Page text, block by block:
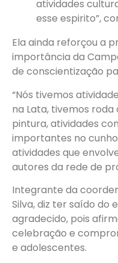
atividades
esse espirito”,
Ela ainda reforçou a
importância da
de conscientização
“Nós tivemos
na Lata, tivemos
pintura, atividades
importantes no
atividades que
autores da rede de
Integrante da
Silva, diz ter saído do
agradecido, pois
celebração e
e adolescentes.